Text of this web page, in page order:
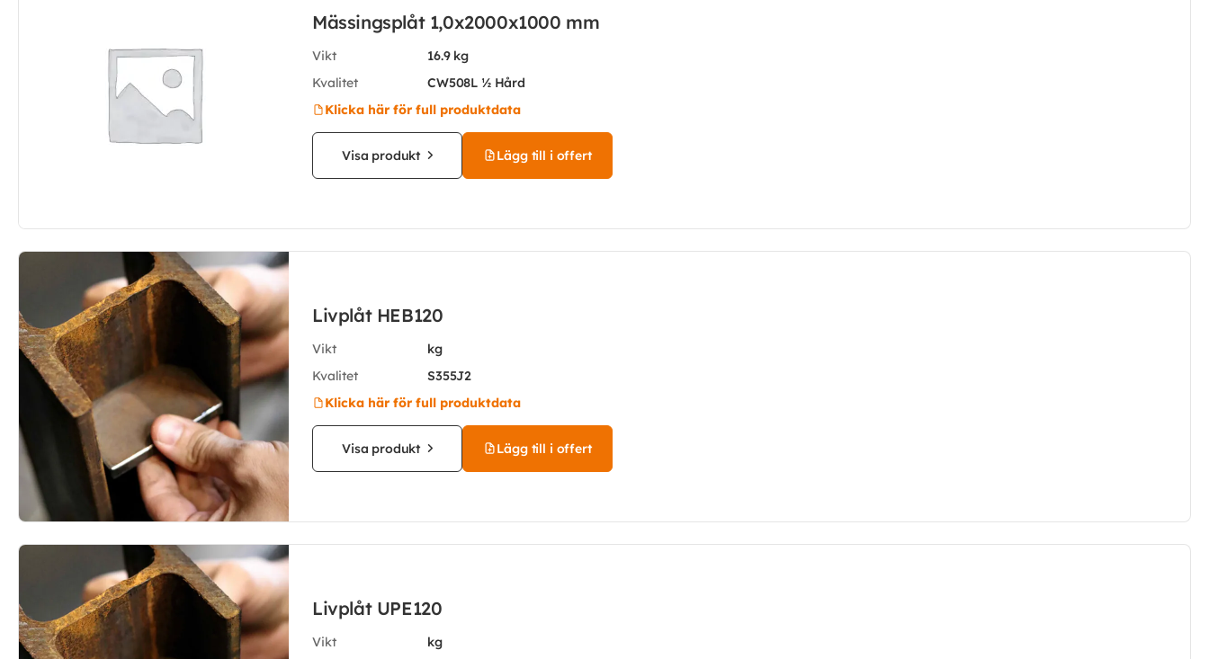
Mässingsplåt 1,0x2000x1000 mm
Vikt
16.9 kg
Kvalitet
CW508L ½ Hård
Klicka här för full produktdata
Visa produkt Lägg till i offert
Livplåt HEB120
Vikt
kg
Kvalitet
S355J2
Klicka här för full produktdata
Visa produkt Lägg till i offert
Livplåt UPE120
Vikt
kg